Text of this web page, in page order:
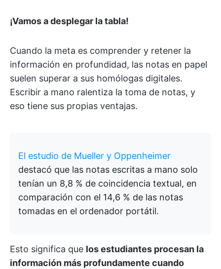
¡Vamos a desplegar la tabla!
Cuando la meta es comprender y retener la
información en profundidad, las notas en papel
suelen superar a sus homólogas digitales.
Escribir a mano ralentiza la toma de notas, y
eso tiene sus propias ventajas.
El estudio de Mueller y Oppenheimer
destacó que las notas escritas a mano solo
tenían un 8,8 % de coincidencia textual, en
comparación con el 14,6 % de las notas
tomadas en el ordenador portátil.
Esto significa que los estudiantes procesan la
información más profundamente cuando